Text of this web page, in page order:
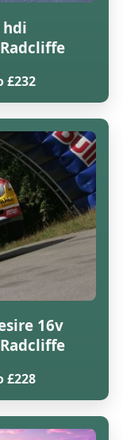
hdi
£232
16v
£228